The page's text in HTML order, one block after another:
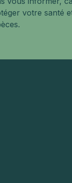
votre santé